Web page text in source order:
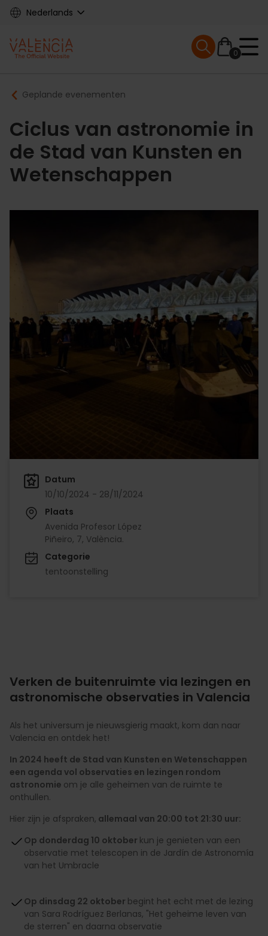
Skip
content
Nederlands
Main
navigation
0
Mobile menu
Breadcrumb
Geplande evenementen
Ciclus van astronomie in
de Stad van Kunsten en
Wetenschappen
Datum
10/10/2024 - 28/11/2024
Plaats
Avenida Profesor López
Piñeiro, 7, València.
Categorie
tentoonstelling
Verken de buitenruimte via lezingen en
astronomische observaties in Valencia
Als het universum je nieuwsgierig maakt, kom dan naar
Valencia en ontdek het!
In 2024 heeft de Stad van Kunsten en Wetenschappen
een agenda vol observaties en lezingen rondom
astronomie om je alle geheimen van de ruimte te
onthullen.
Hier zijn je afspraken, allemaal van 20:00 tot 21:30 uur:
Op donderdag 10 oktober kun je genieten van een
observatie met telescopen in de Jardín de Astronomía
van het Umbracle
Op dinsdag 22 oktober begint het echt met de lezing
van Sara Rodríguez Berlanas, "Het geheime leven van
de sterren" en daarna observatie